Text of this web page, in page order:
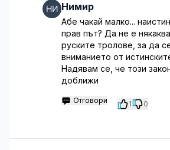
Нимир
Абе чакай малко...
прав път? Да не е
руските тролове, за да
вниманието от
Надявам се, че този
доближи
Отговори 1 0